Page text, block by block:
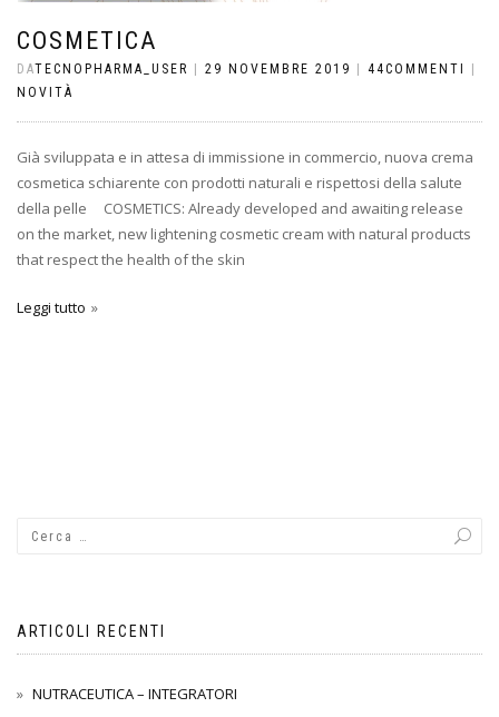
COSMETICA
DATECNOPHARMA_USER 29 NOVEMBRE 2019 44COMMENTI
NOVITÀ
Già sviluppata e in attesa di immissione in commercio, nuova crema
cosmetica schiarente con prodotti naturali e rispettosi della salute
della pelle COSMETICS: Already developed and awaiting release
on the market, new lightening cosmetic cream with natural products
that respect the health of the skin
Leggi tutto
ARTICOLI RECENTI
NUTRACEUTICA – INTEGRATORI